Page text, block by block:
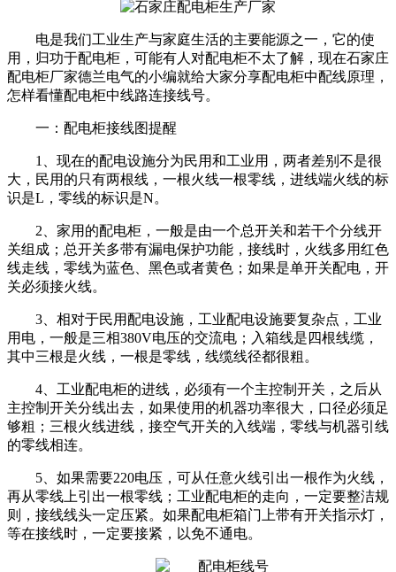
电是我们工业生产与家庭生活的主要能源之一，它的使
用，归功于配电柜，可能有人对配电柜不太了解，现在石家庄
配电柜厂家德兰电气的小编就给大家分享配电柜中配线原理，
怎样看懂配电柜中线路连接线号。
一：配电柜接线图提醒
1、现在的配电设施分为民用和工业用，两者差别不是很
大，民用的只有两根线，一根火线一根零线，进线端火线的标
识是L，零线的标识是N。
2、家用的配电柜，一般是由一个总开关和若干个分线开
关组成；总开关多带有漏电保护功能，接线时，火线多用红色
线走线，零线为蓝色、黑色或者黄色；如果是单开关配电，开
关必须接火线。
3、相对于民用配电设施，工业配电设施要复杂点，工业
用电，一般是三相380V电压的交流电；入箱线是四根线缆，
其中三根是火线，一根是零线，线缆线径都很粗。
4、工业配电柜的进线，必须有一个主控制开关，之后从
主控制开关分线出去，如果使用的机器功率很大，口径必须足
够粗；三根火线进线，接空气开关的入线端，零线与机器引线
的零线相连。
5、如果需要220电压，可从任意火线引出一根作为火线，
再从零线上引出一根零线；工业配电柜的走向，一定要整洁规
则，接线线头一定压紧。如果配电柜箱门上带有开关指示灯，
等在接线时，一定要接紧，以免不通电。